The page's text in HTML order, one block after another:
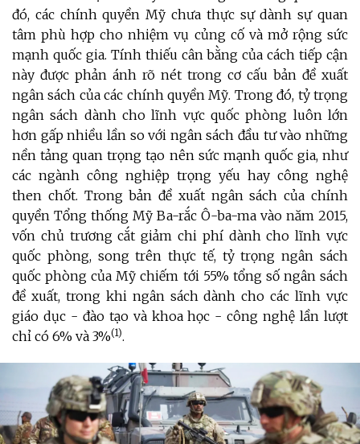
đó, các chính quyền Mỹ chưa thực sự dành sự quan
tâm phù hợp cho nhiệm vụ củng cố và mở rộng sức
mạnh quốc gia. Tính thiếu cân bằng của cách tiếp cận
này được phản ánh rõ nét trong cơ cấu bản đề xuất
ngân sách của các chính quyền Mỹ. Trong đó, tỷ trọng
ngân sách dành cho lĩnh vực quốc phòng luôn lớn
hơn gấp nhiều lần so với ngân sách đầu tư vào những
nền tảng quan trọng tạo nên sức mạnh quốc gia, như
các ngành công nghiệp trọng yếu hay công nghệ
then chốt. Trong bản đề xuất ngân sách của chính
quyền Tổng thống Mỹ Ba-rắc Ô-ba-ma vào năm 2015,
vốn chủ trương cắt giảm chi phí dành cho lĩnh vực
quốc phòng, song trên thực tế, tỷ trọng ngân sách
quốc phòng của Mỹ chiếm tới 55% tổng số ngân sách
đề xuất, trong khi ngân sách dành cho các lĩnh vực
giáo dục - đào tạo và khoa học - công nghệ lần lượt
chỉ có 6% và 3%(1).